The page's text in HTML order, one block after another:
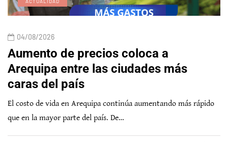
04/08/2026
Aumento de precios coloca a
Arequipa entre las ciudades más
caras del país
El costo de vida en Arequipa continúa aumentando más rápido
que en la mayor parte del país. De…